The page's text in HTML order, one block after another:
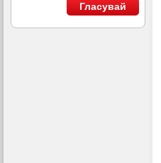
Гласувай